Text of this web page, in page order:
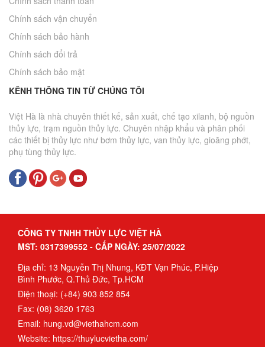
Chính sách vận chuyển
Chính sách bảo hành
Chính sách đổi trả
Chính sách bảo mật
KÊNH THÔNG TIN TỪ CHÚNG TÔI
Việt Hà là nhà chuyên thiết kế, sản xuất, chế tạo xilanh, bộ nguồn
thủy lực, trạm nguồn thủy lực. Chuyên nhập khẩu và phân phối
các thiết bị thủy lực như bơm thủy lực, van thủy lực, gioăng phớt,
phụ tùng thủy lực.
CÔNG TY TNHH THỦY LỰC VIỆT HÀ
MST: 0317399552 - CẤP NGÀY: 25/07/2022
Địa chỉ: 13 Nguyễn Thị Nhung, KĐT Vạn Phúc, P.Hiệp
Bình Phước, Q.Thủ Đức, Tp.HCM
Điện thoại: (+84) 903 852 854
Fax: (08) 3620 1763
Email: hung.vd@viethahcm.com
Website: https://thuylucvietha.com/